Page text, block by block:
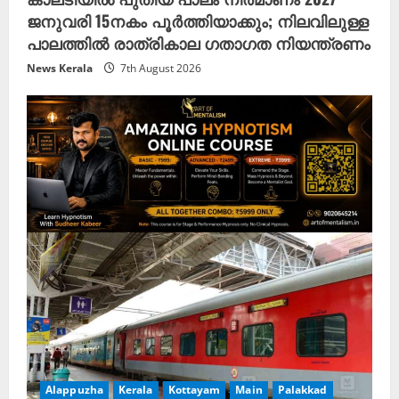
ജനുവരി 15നകം പൂർത്തിയാക്കും; നിലവിലുള്ള
പാലത്തിൽ രാത്രികാല ഗതാഗത നിയന്ത്രണം
News Kerala 7th August 2026
Alappuzha Kerala Kottayam Main Palakkad